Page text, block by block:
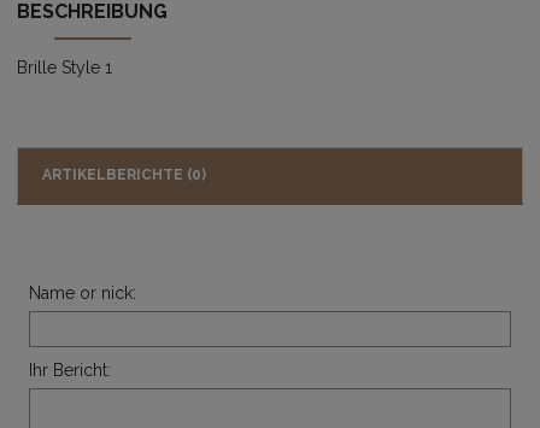
BESCHREIBUNG
Brille Style 1
ARTIKELBERICHTE (0)
Name or nick:
Ihr Bericht: